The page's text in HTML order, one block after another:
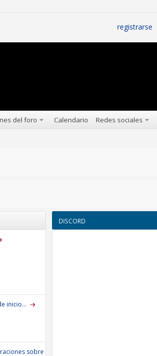
registrarse
del foro Calendario Redes sociales
inicio...
sobre
DISCORD